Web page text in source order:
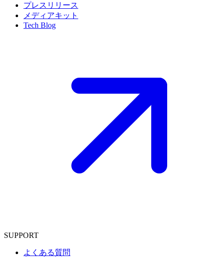
プレスリリース
メディアキット
Tech Blog
SUPPORT
よくある質問